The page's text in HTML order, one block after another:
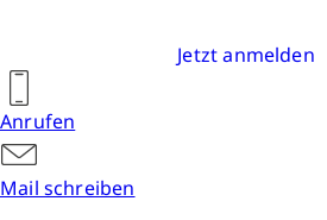
Jetzt anmelden
Anrufen
Mail schreiben